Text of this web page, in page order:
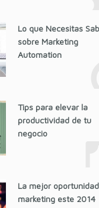
Lo que Necesitas
sobre Marketing
Automation
Tips para elevar la
productividad de tu
negocio
La mejor
marketing este 2014